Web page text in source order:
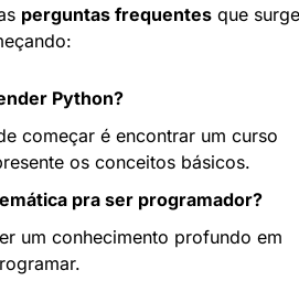
perguntas frequentes que
Python?
começar é encontrar um curso
os conceitos básicos.
pra ser programador?
um conhecimento profundo em